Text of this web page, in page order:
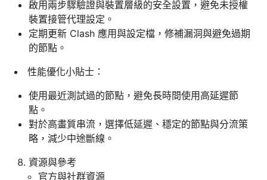
啟用兩步驟驗證與裝置層級的安全設置，避免未授權
裝置接管代理設定。
定期更新 Clash 應用與設定檔，修補漏洞與避免過期
的節點。
性能優化小貼士：
使用最近測試過的節點，避免長時間使用高延遲節
點。
對於高畫質串流，選擇低延遲、穩定的節點與分流策
略，減少中途斷線。
資源與參考
官方與社群資源